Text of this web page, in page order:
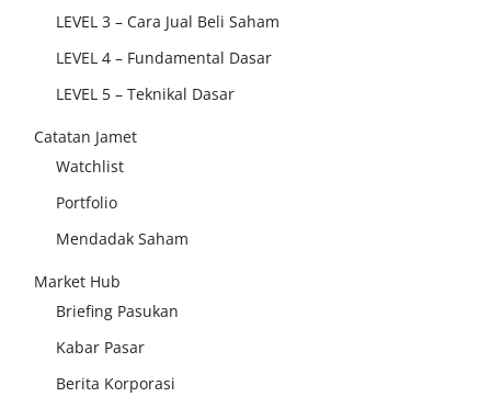
LEVEL 3 – Cara Jual Beli Saham
LEVEL 4 – Fundamental Dasar
LEVEL 5 – Teknikal Dasar
Catatan Jamet
Watchlist
Portfolio
Mendadak Saham
Market Hub
Briefing Pasukan
Kabar Pasar
Berita Korporasi